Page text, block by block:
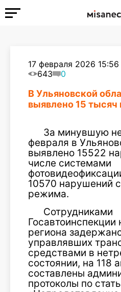
17 февраля 2026 15:56
643
0
В Ульяновской
выявлено 15
За минувшую
февраля в
выявлено 15522
числе системами
10570 нарушений
режима.
Сотрудниками
Госавтоинспекции
региона
управлявших
средствами в
состоянии, на 118
составлены
протоколы по